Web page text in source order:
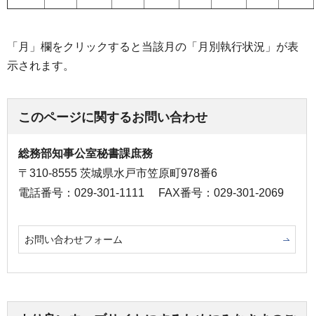
「月」欄をクリックすると当該月の「月別執行状況」が表
示されます。
このページに関するお問い合わせ
総務部知事公室秘書課庶務
〒310-8555 茨城県水戸市笠原町978番6
電話番号：029-301-1111
FAX番号：029-301-2069
お問い合わせフォーム